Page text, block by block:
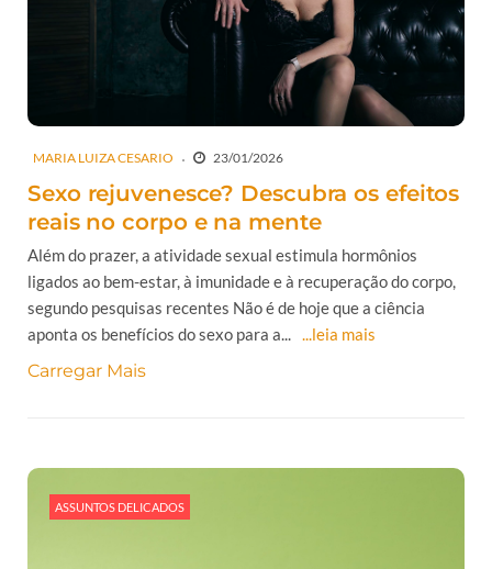
MARIA LUIZA CESARIO 23/01/2026
Sexo rejuvenesce? Descubra os efeitos
reais no corpo e na mente
Além do prazer, a atividade sexual estimula hormônios
ligados ao bem-estar, à imunidade e à recuperação do corpo,
segundo pesquisas recentes Não é de hoje que a ciência
aponta os benefícios do sexo para a... ...leia mais
Carregar Mais
ASSUNTOS DELICADOS